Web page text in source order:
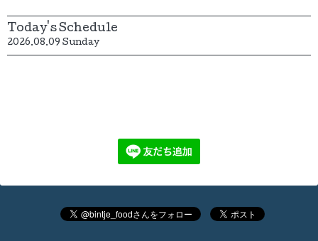
Today's Schedule
2026.08.09 Sunday